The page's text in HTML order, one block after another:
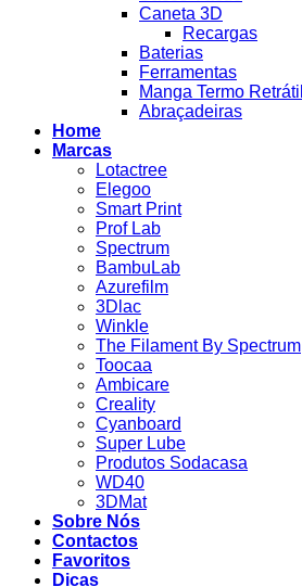
Caneta 3D
Recargas
Baterias
Ferramentas
Manga Termo Retrátil
Abraçadeiras
Home
Marcas
Lotactree
Elegoo
Smart Print
Prof Lab
Spectrum
BambuLab
Azurefilm
3Dlac
Winkle
The Filament By Spectrum
Toocaa
Ambicare
Creality
Cyanboard
Super Lube
Produtos Sodacasa
WD40
3DMat
Sobre Nós
Contactos
Favoritos
Dicas